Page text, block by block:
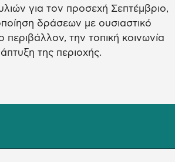
για τον προσεχή Σεπτέμβριο,
δράσεων με ουσιαστικό
περιβάλλον, την τοπική κοινωνία
της περιοχής.